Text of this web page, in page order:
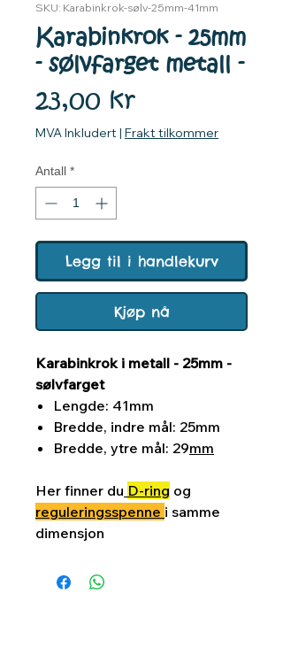
SKU: Karabinkrok-sølv-25mm-41mm
Karabinkrok - 25mm
- sølvfarget metall -
23,00 krPris
MVA Inkludert | Frakt tilkommer
Antall *
Legg til i handlekurv
Kjøp nå
Karabinkrok i metall - 25mm -
sølvfarget
Lengde: 41mm
Bredde, indre mål: 25mm
Bredde, ytre mål: 29mm
Her finner du D-ring og
reguleringsspenne i samme
dimensjon